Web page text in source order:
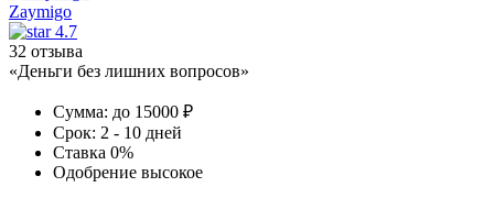
Zaymigo
4.7
32 отзыва
«Деньги без лишних вопросов»
Сумма: до 15000 ₽
Срок: 2 - 10 дней
Ставка 0%
Одобрение высокое